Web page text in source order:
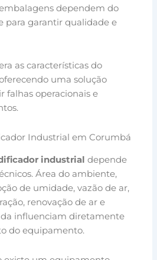
dependem do
para garantir qualidade e
as características do
uma solução
falhas operacionais e
Industrial em Corumbá
industrial depende
Área do ambiente,
de umidade, vazão de ar,
renovação de ar e
influenciam diretamente
do equipamento.